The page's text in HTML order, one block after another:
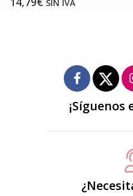
SIN IVA
¡Síguenos